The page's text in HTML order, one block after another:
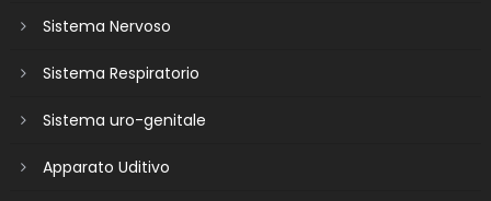
Sistema Nervoso
Sistema Respiratorio
Sistema uro-genitale
Apparato Uditivo